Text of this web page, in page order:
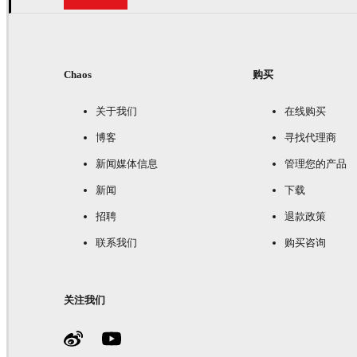
Chaos
关于我们
博客
新闻媒体信息
新闻
招聘
联系我们
购买
在线购买
寻找代理商
管理您的产品
下载
退款政策
购买咨询
关注我们